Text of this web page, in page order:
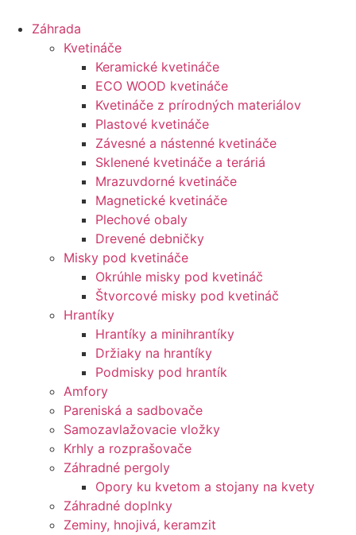
Záhrada
Kvetináče
Keramické kvetináče
ECO WOOD kvetináče
Kvetináče z prírodných materiálov
Plastové kvetináče
Závesné a nástenné kvetináče
Sklenené kvetináče a teráriá
Mrazuvdorné kvetináče
Magnetické kvetináče
Plechové obaly
Drevené debničky
Misky pod kvetináče
Okrúhle misky pod kvetináč
Štvorcové misky pod kvetináč
Hrantíky
Hrantíky a minihrantíky
Držiaky na hrantíky
Podmisky pod hrantík
Amfory
Pareniská a sadbovače
Samozavlažovacie vložky
Krhly a rozprašovače
Záhradné pergoly
Opory ku kvetom a stojany na kvety
Záhradné doplnky
Zeminy, hnojivá, keramzit